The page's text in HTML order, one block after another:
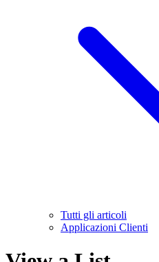
Tutti gli articoli
Applicazioni Clienti